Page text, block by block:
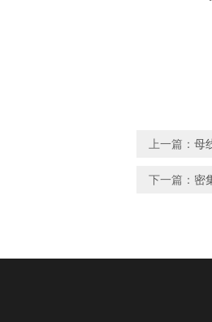
上一篇： 母
下一篇： 密